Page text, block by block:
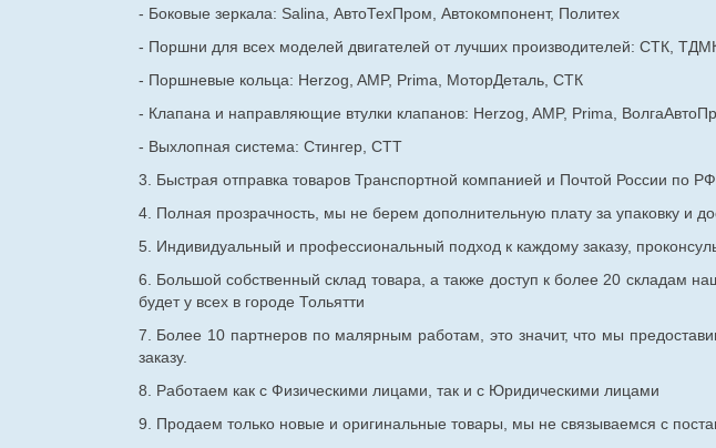
- Боковые зеркала: Salina, АвтоТехПром, Автокомпонент, Политех
- Поршни для всех моделей двигателей от лучших производителей: СТК,
- Поршневые кольца: Herzog, AMP, Prima, МоторДеталь, СТК
- Клапана и направляющие втулки клапанов: Herzog, AMP, Prima,
- Выхлопная система: Стингер, СТТ
3. Быстрая отправка товаров Транспортной компанией и Почтой России по
4. Полная прозрачность, мы не берем дополнительную плату за упаковку и
5. Индивидуальный и профессиональный подход к каждому заказу,
6. Большой собственный склад товара, а также доступ к более 20 складам
будет у всех в городе Тольятти
7. Более 10 партнеров по малярным работам, это значит, что мы
заказу.
8. Работаем как с Физическими лицами, так и с Юридическими лицами
9. Продаем только новые и оригинальные товары, мы не связываемся с